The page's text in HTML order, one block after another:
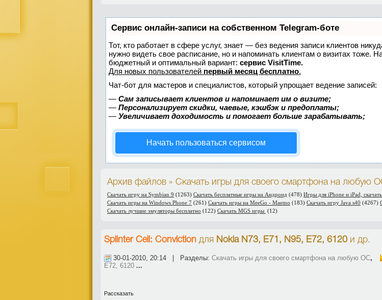
Сервис онлайн-записи на собственном Telegram-боте
Тот, кто работает в сфере услуг, знает — без ведения записи клиентов
нужно видеть свое расписание, но и напоминать клиентам о визитах тоже.
бюджетный и оптимальный вариант: сервис VisitTime.
Для новых пользователей первый месяц бесплатно.
Чат-бот для мастеров и специалистов, который упрощает ведение записей:
— Сам записывает клиентов и напоминает им о визите;
— Персонализирует скидки, чаевые, кэшбэк и предоплаты;
— Увеличивает доходимость и помогает больше зарабатывать;
Начать пользоваться сервисом
Архив файлов » Скачать игры для своего смартфона на любую
Скачать игру на Symbian 9 (1263) Скачать бесплатные игры на Андроид (478) Игры для iPhone и iPad,
Скачать игры на Windows Phone 7 (261) Скачать игры на MeeGo - Maemo (183) Скачать игру Java s40 (4267)
Скачать лучшие эмуляторы бесплатно (122) Скачать MGS игры (12)
Splinter Cell: Conviction для Nokia N73, E71, N95, E72, 6120и др.
30-01-2010, 20:14 | Разделы: Скачать игры для своего смартфона на любую ОС,
E72, 6120 ...
Рассказать